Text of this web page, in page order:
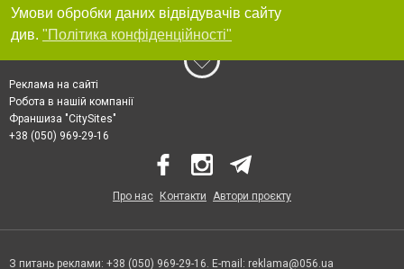
Умови обробки даних відвідувачів сайту
див. "Політика конфіденційності"
Реклама на сайті
Робота в нашій компанії
Франшиза "CitySites"
+38 (050) 969-29-16
Про нас Контакти Автори проєкту
З питань реклами: +38 (050) 969-29-16. E-mail: reklama@056.ua